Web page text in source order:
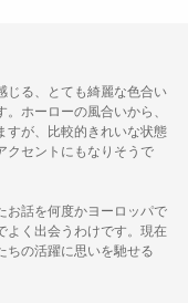
じる、とても綺麗な色合い
ホーローの風合いから、
すが、比較的きれいな状態
クセントにもなりそうで
お話を何度かヨーロッパで
よく出会うわけです。現在
ちの活躍に思いを馳せる